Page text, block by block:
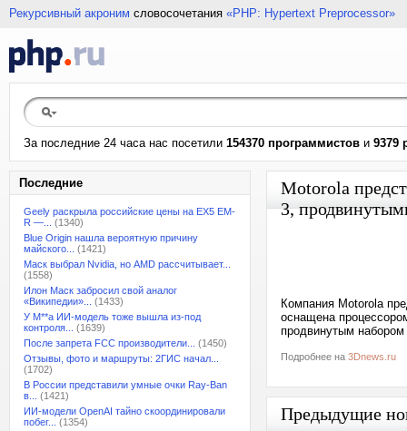
Рекурсивный акроним словосочетания «PHP: Hypertext Preprocessor»
За последние 24 часа нас посетили 154370 программистов и 9379
Последние
Geely раскрыла российские цены на EX5 EM-
R —...
(1340)
Blue Origin нашла вероятную причину
майского...
(1421)
Маск выбрал Nvidia, но AMD рассчитывает...
(1558)
Илон Маск забросил свой аналог
«Википедии»...
(1433)
У M**a ИИ-модель тоже вышла из-под
контроля...
(1639)
После запрета FCC производители...
(1450)
Отзывы, фото и маршруты: 2ГИС начал...
(1702)
В России представили умные очки Ray-Ban
в...
(1421)
ИИ-модели OpenAI тайно скоординировали
побег...
(1354)
Motorola
3,
Компания Motorola
оснащена
продвинутым
Подробнее на 3Dnews.ru
Предыдущие